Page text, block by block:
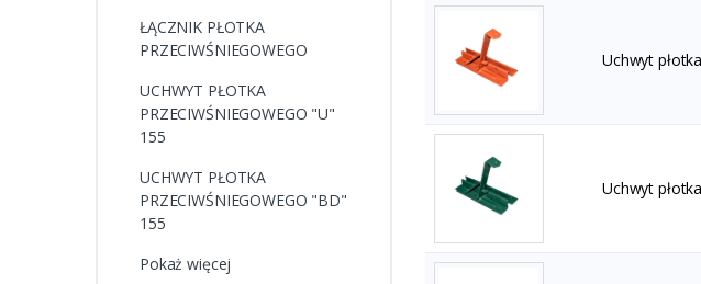
ŁĄCZNIK PŁOTKA
PRZECIWŚNIEGOWEGO
UCHWYT PŁOTKA
PRZECIWŚNIEGOWEGO "U"
155
UCHWYT PŁOTKA
PRZECIWŚNIEGOWEGO "BD"
155
Pokaż więcej
Uchwyt
Uchwyt